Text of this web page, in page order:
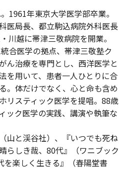
1961年東京大学医学部卒業。
医局長、都立駒込病院外科医長
川越に帯津三敬病院を開業。
合医学の拠点、帯津三敬塾ク
ん治療を専門とし、西洋医学と
を用いて、患者一人ひとりに合
。体だけでなく、心と命も含め
リスティック医学を提唱。 88歳
ック医学の実践、講演や執筆な
山と渓谷社）、『いつでも死ね
らしき哉、 80代』（ワニブック
を楽しく生きる』（春陽堂書